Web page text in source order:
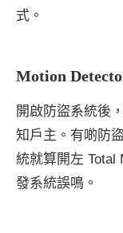
式。
Motion
開啟防盜系統後
知戶主。有啲防
統就算開左 Total
發系統誤鳴。